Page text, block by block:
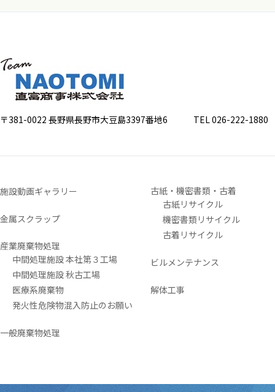
〒381-0022 長野県長野市大豆島3397番地6 TEL 026-222-1880
施設動画ギャラリー
金属スクラップ
産業廃棄物処理
中間処理施設 本社第３工場
中間処理施設 秋古工場
医療系廃棄物
発火性危険物混入防止のお願い
一般廃棄物処理
古紙・機密書類・古着
古紙リサイクル
機密書類リサイクル
古着リサイクル
ビルメンテナンス
解体工事